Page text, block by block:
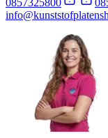
0857325800